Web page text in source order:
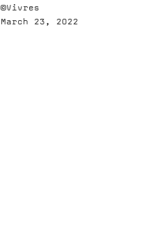
©Vivres
March 23, 2022